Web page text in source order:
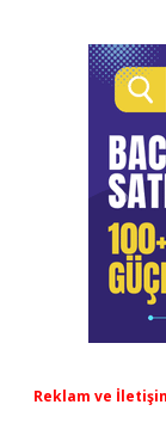
Reklam ve